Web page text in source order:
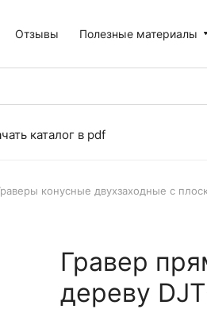
Отзывы Полезные материалы
каталог в pdf
конусные двухзаходные с
Гравер
дереву